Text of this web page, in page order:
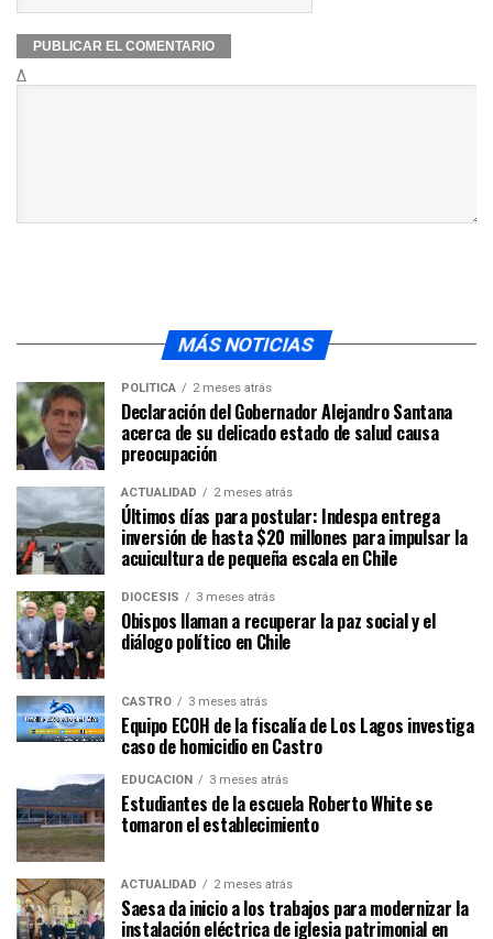
Δ
MÁS NOTICIAS
POLÍTICA 2 meses atrás
Declaración del Gobernador Alejandro Santana
acerca de su delicado estado de salud causa
preocupación
ACTUALIDAD 2 meses atrás
Últimos días para postular: Indespa entrega
inversión de hasta $20 millones para impulsar la
acuicultura de pequeña escala en Chile
DIÓCESIS 3 meses atrás
Obispos llaman a recuperar la paz social y el
diálogo político en Chile
CASTRO 3 meses atrás
Equipo ECOH de la fiscalía de Los Lagos investiga
caso de homicidio en Castro
EDUCACIÓN 3 meses atrás
Estudiantes de la escuela Roberto White se
tomaron el establecimiento
ACTUALIDAD 2 meses atrás
Saesa da inicio a los trabajos para modernizar la
instalación eléctrica de iglesia patrimonial en